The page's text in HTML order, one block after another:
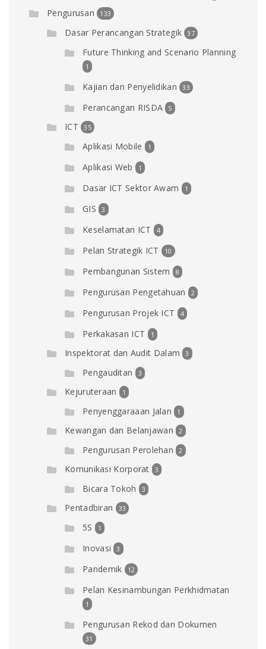
Pengurusan 133
Dasar Perancangan Strategik 37
Future Thinking and Scenario Planning
1
Kajian dan Penyelidikan 33
Perancangan RISDA 5
ICT 35
Aplikasi Mobile 1
Aplikasi Web 1
Dasar ICT Sektor Awam 1
GIS 3
Keselamatan ICT 4
Pelan Strategik ICT 10
Pembangunan Sistem 8
Pengurusan Pengetahuan 2
Pengurusan Projek ICT 4
Perkakasan ICT 1
Inspektorat dan Audit Dalam 3
Pengauditan 3
Kejuruteraan 1
Penyenggaraaan Jalan 1
Kewangan dan Belanjawan 2
Pengurusan Perolehan 2
Komunikasi Korporat 3
Bicara Tokoh 3
Pentadbiran 33
5S 1
Inovasi 3
Pandemik 12
Pelan Kesinambungan Perkhidmatan
1
Pengurusan Rekod dan Dokumen
31